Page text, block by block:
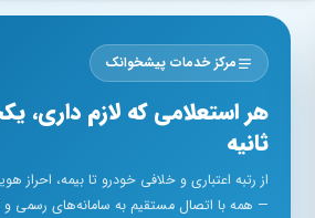
رفتن به محتوای اصلی
مرکز خدمات پیشخوانک
هر استعلامی که لازم داری،
ثانیه
از رتبه اعتباری و خلافی خودرو تا بیمه،
— همه با اتصال مستقیم به سامانه‌های رسمی